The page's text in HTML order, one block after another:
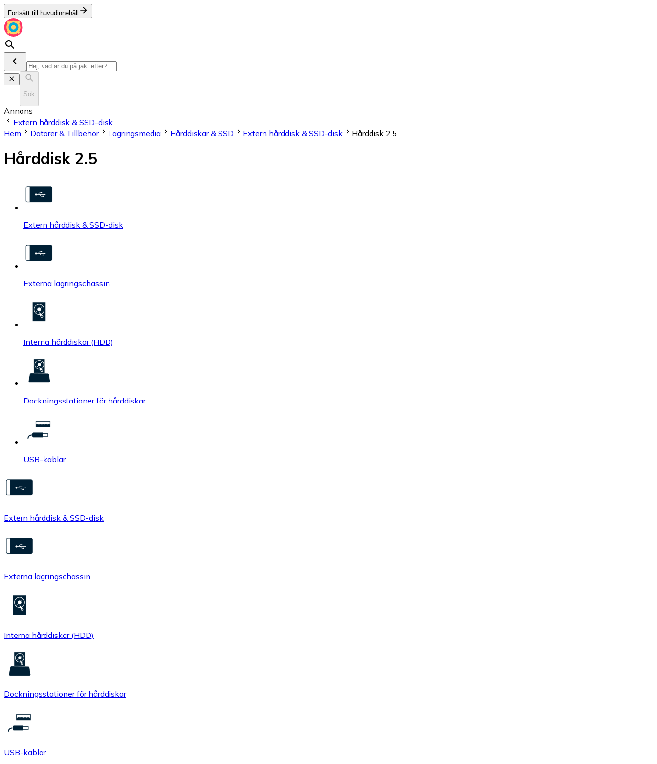
Fortsätt till huvudinnehåll
Sök
Annons
Extern hårddisk & SSD-disk
Hem
Datorer & Tillbehör Lagringsmedia Hårddiskar & SSD Extern hårddisk & SSD-disk Hårddisk 2.5
Hårddisk 2.5
Extern hårddisk & SSD-disk
Externa lagringschassin
Interna hårddiskar (HDD)
Dockningsstationer för hårddiskar
USB-kablar
Extern hårddisk & SSD-disk
Externa lagringschassin
Interna hårddiskar (HDD)
Dockningsstationer för hårddiskar
USB-kablar